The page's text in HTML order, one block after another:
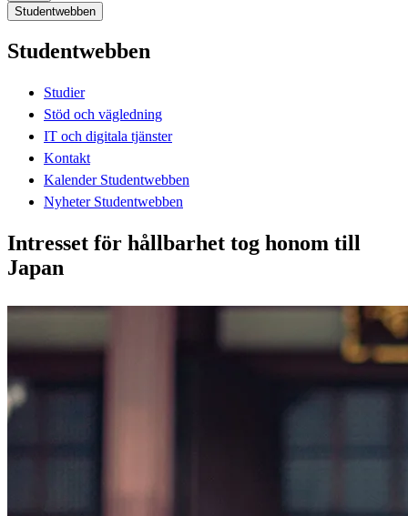
Studentwebben
Studentwebben
Studier
Stöd och vägledning
IT och digitala tjänster
Kontakt
Kalender Studentwebben
Nyheter Studentwebben
Intresset för hållbarhet tog honom till
Japan